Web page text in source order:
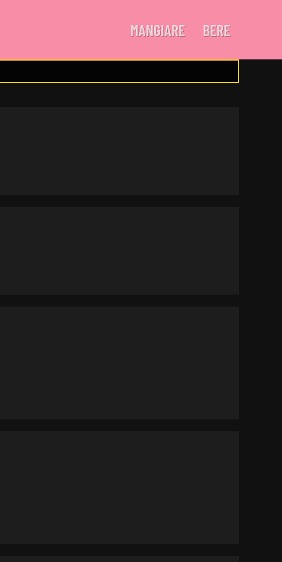
MANGIARE BERE